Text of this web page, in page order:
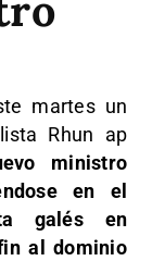
martes un
Rhun ap
ministro
en el
galés en
al dominio